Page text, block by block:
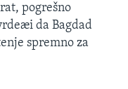
pogrešno
da Bagdad
spremno za